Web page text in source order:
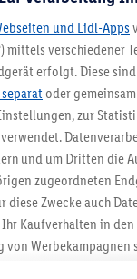
und Lidl-Apps
mittels verschiedener
erfolgt. Diese
oder
zur
und um Dritten die
zugeordneten
diese Zwecke auch
Kaufverhalten in
von Werbekampagnen